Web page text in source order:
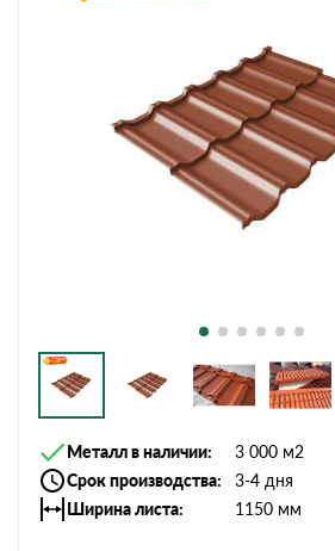
Металл в наличии
3 000 м2
Срок производства
3-4 дня
Ширина листа
1150 мм